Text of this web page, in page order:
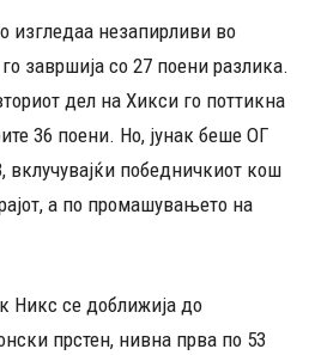
изгледаа незапирливи во
завршија со 27 поени разлика.
дел на Хикси го поттикна
36 поени. Но, јунак беше ОГ
вклучувајќи победничкиот кош
а по промашувањето на
Никс се доближија до
прстен, нивна прва по 53